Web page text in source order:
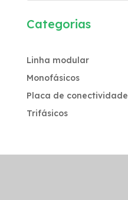
Categorias
Linha modular
Monofásicos
Placa de conectividade
Trifásicos